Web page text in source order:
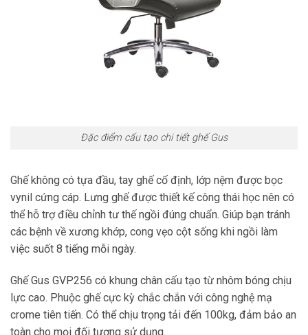
Đặc điểm cấu tạo chi tiết ghế Gus
Ghế không có tựa đầu, tay ghế cố định, lớp nệm được bọc
vynil cứng cáp. Lưng ghế được thiết kế công thái học nên có
thể hỗ trợ điều chỉnh tư thế ngồi đúng chuẩn. Giúp bạn tránh
các bệnh về xương khớp, cong vẹo cột sống khi ngồi làm
việc suốt 8 tiếng mỗi ngày.
Ghế Gus GVP256 có khung chân cấu tạo từ nhôm bóng chịu
lực cao. Phuộc ghế cực kỳ chắc chắn với công nghệ mạ
crome tiên tiến. Có thể chịu trọng tải đến 100kg, đảm bảo an
toàn cho mọi đối tượng sử dụng.